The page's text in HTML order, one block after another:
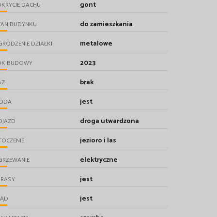
DACHU gont
BUDYNKU do zamieszkania
DZIAŁKI metalowe
BUDOWY 2023
brak
jest
droga utwardzona
jezioro i las
elektryczne
jest
jest